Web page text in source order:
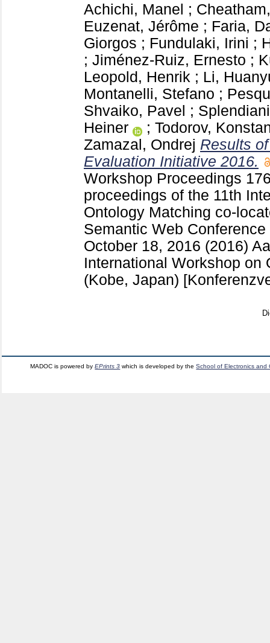
Achichi, Manel ;
Euzenat, Jérôme ; Faria,
Giorgos ; Fundulaki, Irini ;
; Jiménez-Ruiz, Ernesto ;
Leopold, Henrik ; Li,
Montanelli, Stefano ;
Shvaiko, Pavel ;
Heiner
; Todorov,
Zamazal, Ondrej Results
Evaluation Initiative 2016.
Workshop Proceedings
proceedings of the 11th
Ontology Matching co-
Semantic Web
October 18, 2016 (2016)
International Workshop on
(Kobe, Japan)
MADOC is powered byEPrints 3 which is developed by theSchool of Electronics and